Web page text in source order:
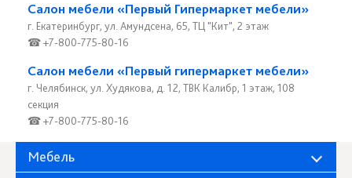
Салон мебели «Первый Гипермаркет мебели»
г. Екатеринбург, ул. Амундсена, 65, ТЦ "Кит", 2 этаж
☎ +7-800-775-80-16
Салон мебели «Первый гипермаркет мебели»
г. Челябинск, ул. Худякова, д. 12, ТВК Калибр, 1 этаж, 108
секция
☎ +7-800-775-80-16
Мебель